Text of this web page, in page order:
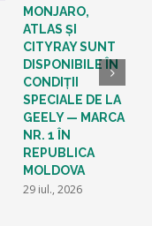
MONJARO,
ATLAS ȘI
CITYRAY SUNT
DISPONIBILE ÎN
CONDIȚII
SPECIALE DE LA
GEELY — MARCA
NR. 1 ÎN
REPUBLICA
MOLDOVA
29 iul., 2026